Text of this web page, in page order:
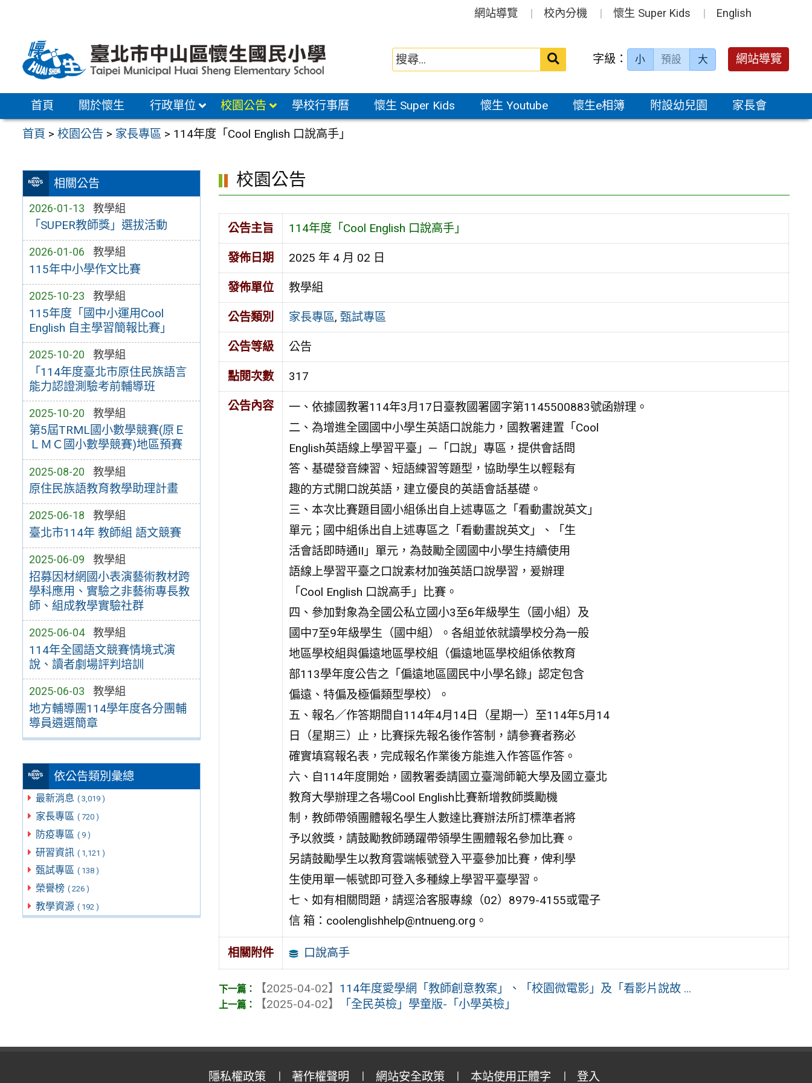
區
網站導覽 校內分機 懷生 Super Kids English
送出 字級： 小 預設 大 網站導覽
首頁 關於懷生 行政單位 校園公告 學校行事曆 懷生 Super Kids 懷生 Youtube 懷生e相簿 附設幼兒園 家長會
首頁 >校園公告 > 家長專區 > 114年度「Cool English 口說高手」
相關公告
2026-01-13 教學組
「SUPER教師獎」選拔活動
2026-01-06 教學組
115年中小學作文比賽
2025-10-23 教學組
115年度「國中小運用Cool
English 自主學習簡報比賽」
2025-10-20 教學組
「114年度臺北市原住民族語言
能力認證測驗考前輔導班
2025-10-20 教學組
第5屆TRML國小數學競賽(原Ｅ
ＬＭＣ國小數學競賽)地區預賽
2025-08-20 教學組
原住民族語教育教學助理計畫
2025-06-18 教學組
臺北市114年 教師組 語文競賽
2025-06-09 教學組
招募因材網國小表演藝術教材跨
學科應用、實驗之非藝術專長教
師、組成教學實驗社群
2025-06-04 教學組
114年全國語文競賽情境式演
說、讀者劇場評判培訓
2025-06-03 教學組
地方輔導團114學年度各分團輔
導員遴選簡章
依公告類別彙總
最新消息 ( 3,019 )
家長專區 ( 720 )
防疫專區 ( 9 )
研習資訊 ( 1,121 )
甄試專區 ( 138 )
榮譽榜 ( 226 )
教學資源 ( 192 )
校園公告
公告主旨 114年度「Cool English 口說高手」
發佈日期 2025 年 4 月 02 日
發佈單位 教學組
公告類別 家長專區, 甄試專區
公告等級 公告
點閱次數 317
公告內容
一、依據國教署114年3月17日臺教國署國字第1145500883號函辦理。
二、為增進全國國中小學生英語口說能力，國教署建置「Cool
English英語線上學習平臺」—「口說」專區，提供會話問
答、基礎發音練習、短語練習等題型，協助學生以輕鬆有
趣的方式開口說英語，建立優良的英語會話基礎。
三、本次比賽題目國小組係出自上述專區之「看動畫說英文」
單元；國中組係出自上述專區之「看動畫說英文」、「生
活會話即時通II」單元，為鼓勵全國國中小學生持續使用
語線上學習平臺之口說素材加強英語口說學習，爰辦理
「Cool English 口說高手」比賽。
四、參加對象為全國公私立國小3至6年級學生（國小組）及
國中7至9年級學生（國中組）。各組並依就讀學校分為一般
地區學校組與偏遠地區學校組（偏遠地區學校組係依教育
部113學年度公告之「偏遠地區國民中小學名錄」認定包含
偏遠、特偏及極偏類型學校）。
五、報名／作答期間自114年4月14日（星期一）至114年5月14
日（星期三）止，比賽採先報名後作答制，請參賽者務必
確實填寫報名表，完成報名作業後方能進入作答區作答。
六、自114年度開始，國教署委請國立臺灣師範大學及國立臺北
教育大學辦理之各場Cool English比賽新增教師獎勵機
制，教師帶領團體報名學生人數達比賽辦法所訂標準者將
予以敘獎，請鼓勵教師踴躍帶領學生團體報名參加比賽。
另請鼓勵學生以教育雲端帳號登入平臺參加比賽，俾利學
生使用單一帳號即可登入多種線上學習平臺學習。
七、如有相關問題，請逕洽客服專線（02）8979-4155或電子
信 箱：coolenglishhelp@ntnueng.org。
相關附件 口說高手
【2025-04-02】 114年度愛學網「教師創意教案」、「校園微電影」及「看影片說故 ...
【2025-04-02】
「全民英檢」學童版-「小學英檢」
隱私權政策 著作權聲明 網站安全政策 本站使用正體字 登入